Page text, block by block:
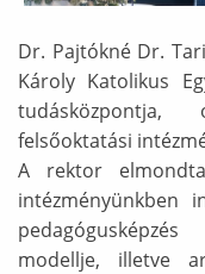
Dr. Pajtókné Dr.
Károly Katolikus
tudásközpontja,
felsőoktatási
A rektor
intézményünkben
modellje, illetve